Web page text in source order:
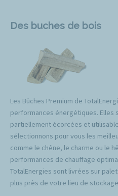
Des buches de bois
Les Bûches Premium de
performances énergétiques. Elles
partiellement écorcées et
sélectionnons pour vous les
comme le chêne, le charme ou le
performances de chauffage
TotalEnergies sont livrées sur
plus près de votre lieu de